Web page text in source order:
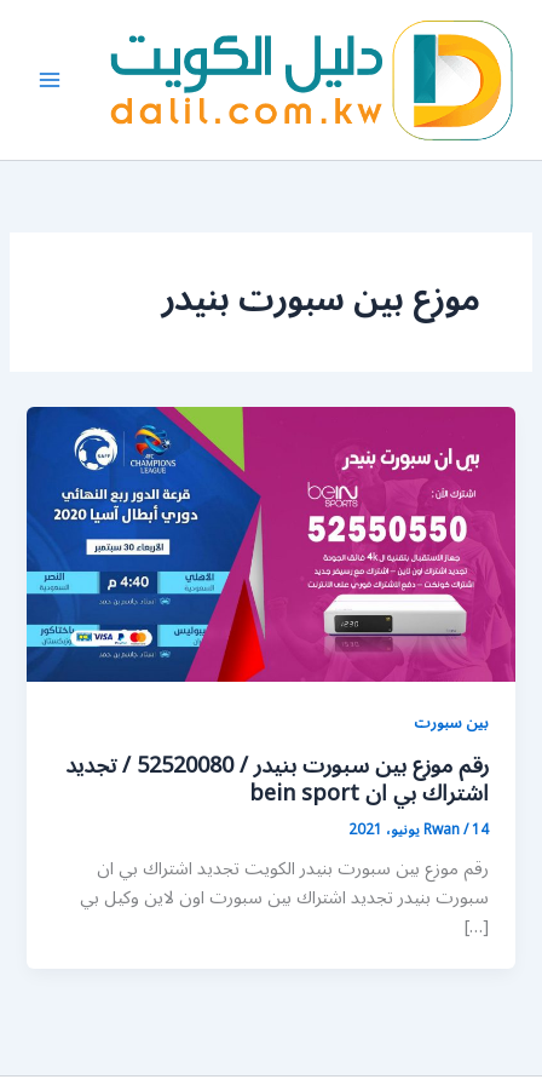
المحتوى
موزع بين سبورت بنيدر
بين سبورت
رقم موزع بين سبورت بنيدر / 52520080 / تجديد
اشتراك بي ان bein sport
Rwan/14 يونيو، 2021
رقم موزع بين سبورت بنيدر الكويت تجديد اشتراك بي ان
سبورت بنيدر تجديد اشتراك بين سبورت اون لاين وكيل بي
[…]